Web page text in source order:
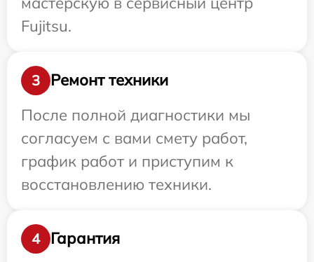
Fujitsu.
3
Ремонт техники
После полной диагностики мы
согласуем с вами смету работ,
график работ и приступим к
восстановлению техники.
4
Гарантия